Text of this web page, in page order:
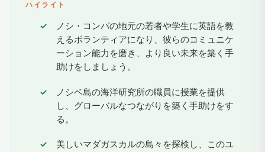
ハイライト
ノシ・コンバの地元の若者や学生に英語を教
えるボランティアになり、彼らのコミュニケ
ーション能力を磨き、より良い未来を築く手
助けをしましょう。
ノシベ島の海洋研究所の職員に授業を提供
し、グローバルなつながりを築く手助けをす
る。
美しいマダガスカルの島々を探検し、このユ